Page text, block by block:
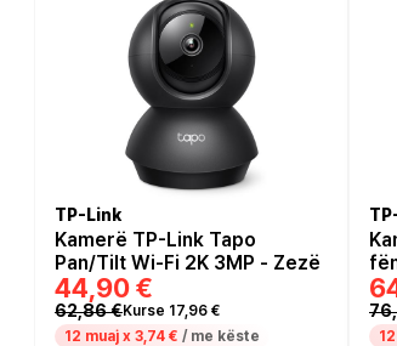
TP-Link
Kamerë TP-Link Tapo
Pan/Tilt Wi-Fi 2K 3MP - Zezë
44,90 €
62,86 €Kurse 17,96 €
12 muaj x 3,74 € / me këste